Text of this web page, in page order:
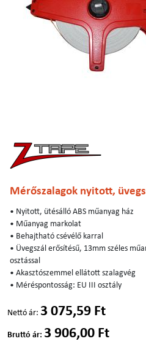
Mérőszalagok nyitott,
• Nyitott, ütésálló ABS műanyag ház
• Műanyag markolat
• Behajtható csévélő karral
• Üvegszál erősítésű, 13mm széles
osztással
• Akasztószemmel ellátott szalagvég
• Méréspontosság: EU III osztály
Nettó ár: 3 075,59 Ft
Bruttó ár: 3 906,00 Ft